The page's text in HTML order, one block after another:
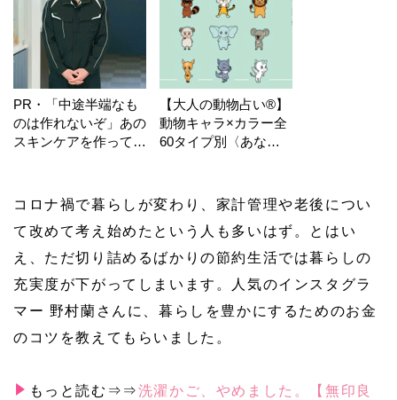
PR・「中途半端なも
のは作れないぞ」あの
スキンケアを作ってい
【大人の動物占い®】
動物キャラ×カラー全
60タイプ別〈あなた
コロナ禍で暮らしが変わり、家計管理や老後につい
て改めて考え始めたという人も多いはず。とはい
え、ただ切り詰めるばかりの節約生活では暮らしの
充実度が下がってしまいます。人気のインスタグラ
マー 野村蘭さんに、暮らしを豊かにするためのお金
のコツを教えてもらいました。
もっと読む⇒⇒洗濯かご、やめました。【無印良